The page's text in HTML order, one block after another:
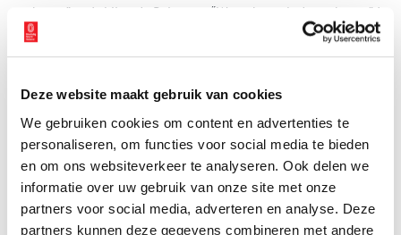
Deze website maakt gebruik van cookies
We gebruiken cookies om content en advertenties te
personaliseren, om functies voor social media te bieden
en om ons websiteverkeer te analyseren. Ook delen we
informatie over uw gebruik van onze site met onze
partners voor social media, adverteren en analyse. Deze
partners kunnen deze gegevens combineren met andere
toekomst” en Ir. Miranda Reitsma – “Water bepaalt de toekomst”. In
bijlagen wordt een overzicht gegeven van regionale organisaties
plekken waar in de regio cultuurhistorie beleefd kan worden.
Meer informatie over dit boek, verkooppunten en stichting Oer-IJ
kunt u vinden viawww.oerij.eu
Bron: Stichting Oer-IJ
Publicatiedatum: 22/09/2025